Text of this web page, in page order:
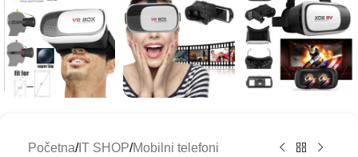
Početna/IT SHOP/Mobilni telefoni